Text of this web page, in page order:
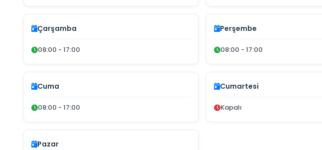
Çarşamba
08:00 - 17:00
Perşembe
08:00 - 17:00
Cuma
08:00 - 17:00
Cumartesi
Kapalı
Pazar